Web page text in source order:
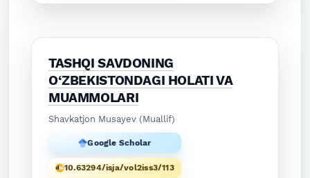
TASHQI SAVDONING
O‘ZBEKISTONDAGI HOLATI VA
MUAMMOLARI
Shavkatjon Musayev (Muallif)
Google Scholar
10.63294/isja/vol2iss3/113